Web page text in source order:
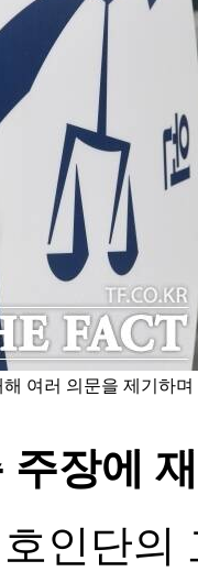
여러 의문을 제기하
장에
인단의